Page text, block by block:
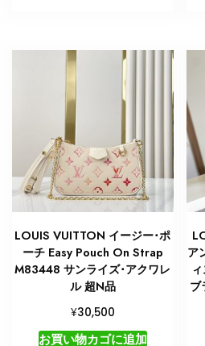
LOUIS VUITTON イージー･ポ
ーチ Easy Pouch On Strap
M83448 サンライズ･アクワレ
ル 超N品
¥30,500
お買い物カゴに追加
ア
ブ